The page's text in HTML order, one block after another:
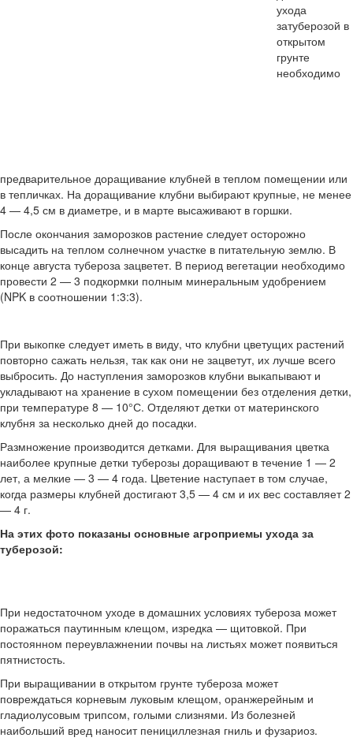
ухода
затуберозой в
открытом
грунте
необходимо
предварительное доращивание клубней в теплом помещении или
в тепличках. На доращивание клубни выбирают крупные, не менее
4 — 4,5 см в диаметре, и в марте высаживают в горшки.
После окончания заморозков растение следует осторожно
высадить на теплом солнечном участке в питательную землю. В
конце августа тубероза зацветет. В период вегетации необходимо
провести 2 — 3 подкормки полным минеральным удобрением
(NPK в соотношении 1:3:3).
При выкопке следует иметь в виду, что клубни цветущих растений
повторно сажать нельзя, так как они не зацветут, их лучше всего
выбросить. До наступления заморозков клубни выкапывают и
укладывают на хранение в сухом помещении без отделения детки,
при температуре 8 — 10°С. Отделяют детки от материнского
клубня за несколько дней до посадки.
Размножение производится детками. Для выращивания цветка
наиболее крупные детки туберозы доращивают в течение 1 — 2
лет, а мелкие — 3 — 4 года. Цветение наступает в том случае,
когда размеры клубней достигают 3,5 — 4 см и их вес составляет 2
— 4 г.
На этих фото показаны основные агроприемы ухода за
туберозой:
При недостаточном уходе в домашних условиях тубероза может
поражаться паутинным клещом, изредка — щитовкой. При
постоянном переувлажнении почвы на листьях может появиться
пятнистость.
При выращивании в открытом грунте тубероза может
повреждаться корневым луковым клещом, оранжерейным и
гладиолусовым трипсом, голыми слизнями. Из болезней
наибольший вред наносит пенициллезная гниль и фузариоз.